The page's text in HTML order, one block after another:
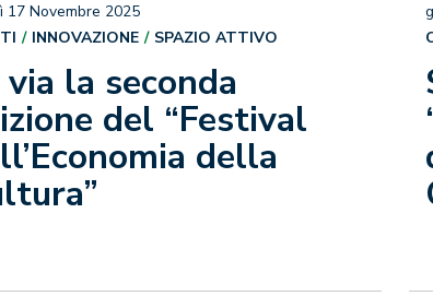
la seconda
del “Festival
della
17 Novembre 2025
INNOVAZIONE SPAZIO ATTIVO